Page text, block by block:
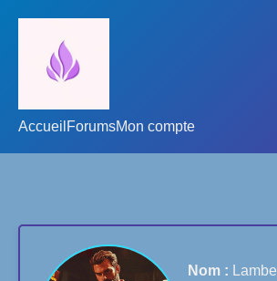
Accueil ForumsMon compte
Nom :